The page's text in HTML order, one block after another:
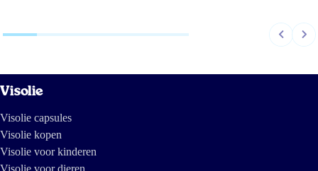
Visolie
Visolie capsules
Visolie kopen
Visolie voor kinderen
Visolie voor dieren